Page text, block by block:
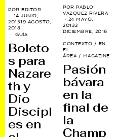
POREDITOR
14 JUNIO,
201319 AGOSTO,
2018
GUÍA
Boleto
s para
Nazare
th y
Dio
Discipl
es en
PORPABLO
VÁZQUEZ RIVERA
24 MAYO,
20132
DICIEMBRE, 2016
CONTEXTO / EN
EL
ÁREA / MAGAZINE
Pasión
bávara
en la
final de
la
Champ